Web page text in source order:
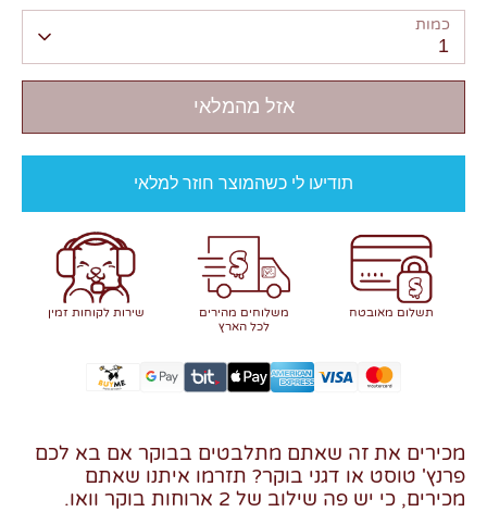
כמות
1
אזל מהמלאי
תודיעו לי כשהמוצר חוזר למלאי
תשלום מאובטח
משלוחים מהירים
לכל הארץ
שירות לקוחות זמין
מכירים את זה שאתם מתלבטים בבוקר אם בא לכם
פרנץ' טוסט או דגני בוקר? תזרמו איתנו שאתם
מכירים, כי יש פה שילוב של 2 ארוחות בוקר וואו.